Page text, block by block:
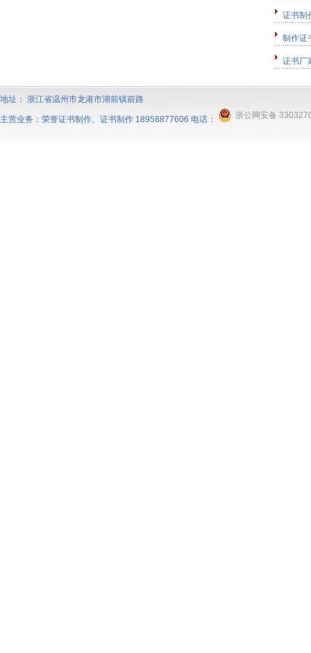
证书
制作证
证书厂
地址： 浙江省温州市龙港市湖前镇前路
主营业务： 荣誉证书制作、 证书制作 18958877606 电话： 浙公网安备